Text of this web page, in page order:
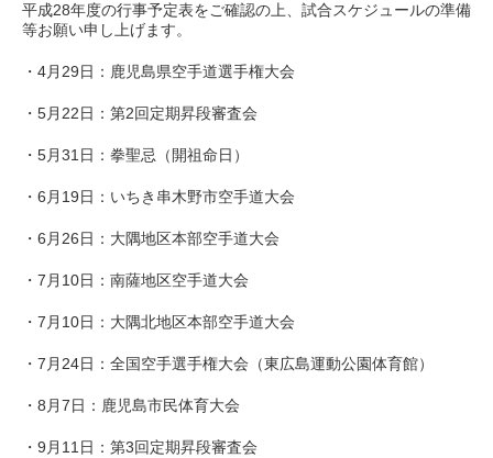
平成28年度の行事予定表をご確認の上、試合スケジュールの準備
等お願い申し上げます。
・4月29日：鹿児島県空手道選手権大会
・5月22日：第2回定期昇段審査会
・5月31日：拳聖忌（開祖命日）
・6月19日：いちき串木野市空手道大会
・6月26日：大隅地区本部空手道大会
・7月10日：南薩地区空手道大会
・7月10日：大隅北地区本部空手道大会
・7月24日：全国空手選手権大会（東広島運動公園体育館）
・8月7日：鹿児島市民体育大会
・9月11日：第3回定期昇段審査会